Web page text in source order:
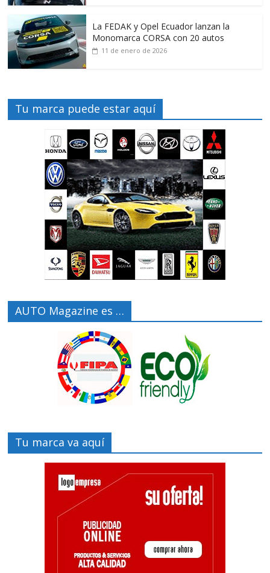
La FEDAK y Opel Ecuador lanzan la
Monomarca CORSA con 20 autos
11 de enero de 2026
Tu marca puede estar aquí
AUTO Magazine es …
Tu marca va aquí